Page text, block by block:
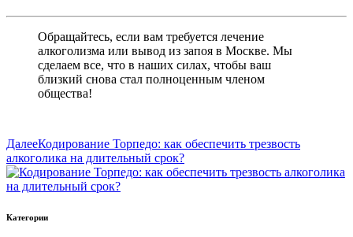
Обращайтесь, если вам требуется лечение
алкоголизма или вывод из запоя в Москве. Мы
сделаем все, что в наших силах, чтобы ваш
близкий снова стал полноценным членом
общества!
ДалееКодирование Торпедо: как обеспечить трезвость
алкоголика на длительный срок?
Категории